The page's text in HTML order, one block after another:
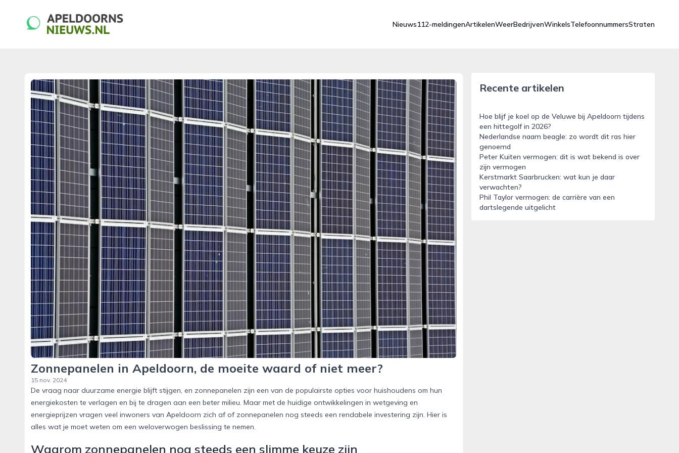
apeldoornsnieuws.nl
Nieuws112-meldingenArtikelenWeerBedrijvenWinkelsTelefoonnummersStraten
Zonnepanelen in Apeldoorn, de moeite waard of niet meer?
15 nov. 2024
De vraag naar duurzame energie blijft stijgen, en zonnepanelen zijn een van de populairste opties voor huishoudens om hun
energiekosten te verlagen en bij te dragen aan een beter milieu. Maar met de huidige ontwikkelingen in wetgeving en
energieprijzen vragen veel inwoners van Apeldoorn zich af of zonnepanelen nog steeds een rendabele investering zijn. Hier is
alles wat je moet weten om een weloverwogen beslissing te nemen.
Waarom zonnepanelen nog steeds een slimme keuze zijn
Recente artikelen
Hoe blijf je koel op de Veluwe bij Apeldoorn tijdens
een hittegolf in 2026?
Nederlandse naam beagle: zo wordt dit ras hier
genoemd
Peter Kuiten vermogen: dit is wat bekend is over
zijn vermogen
Kerstmarkt Saarbrucken: wat kun je daar
verwachten?
Phil Taylor vermogen: de carrière van een
dartslegende uitgelicht